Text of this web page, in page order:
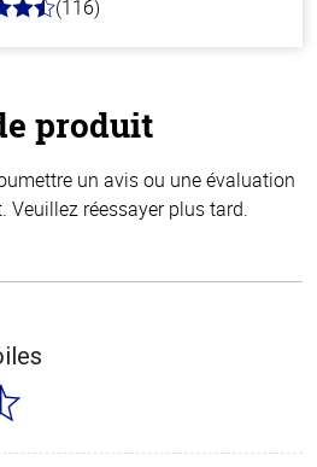
(116)
produit
un avis ou une évaluation
Veuillez réessayer plus tard.